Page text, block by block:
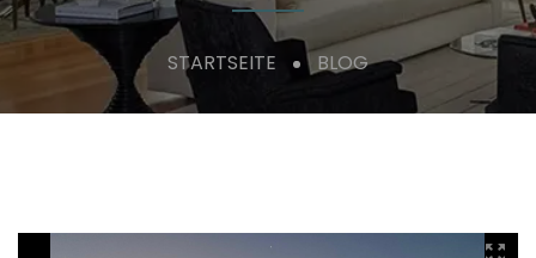
STARTSEITE BLOG